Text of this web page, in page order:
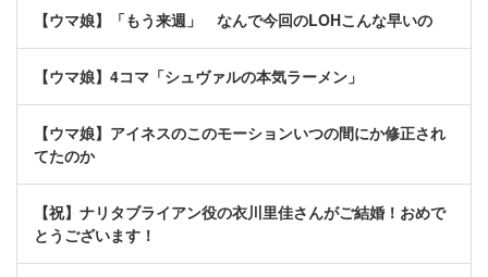
【ウマ娘】「もう来週」 なんで今回のLOHこんな早いの
【ウマ娘】4コマ「シュヴァルの本気ラーメン」
【ウマ娘】アイネスのこのモーションいつの間にか修正され
てたのか
【祝】ナリタブライアン役の衣川里佳さんがご結婚！おめで
とうございます！